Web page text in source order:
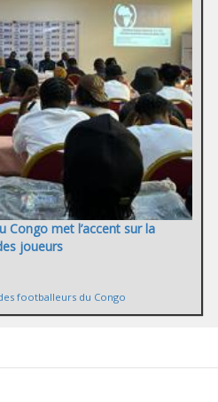
Congo met l’accent sur la
joueurs
footballeurs du Congo